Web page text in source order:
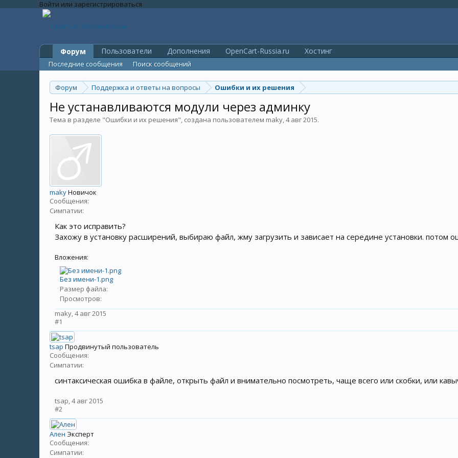
Войти или зарегистрироваться
Форум Поддержка и ответы на вопросы Ошибки и их решения
Не устанавливаются модули через админку
Тема в разделе "Ошибки и их решения", создана пользователем maky,4 авг 2015.
makyНовичок
Сообщения:
Симпатии:
Как это исправить?
Захожу в установку расширений, выбираю файл, жму загрузить и зависает на середине установки. потом
Вложения:
Без имени-1.png
Размер файла:
Просмотров:
maky,4 авг 2015
#1
tsap Продвинутый пользователь
Сообщения:
Симпатии:
синтаксическая ошибка в файле, открыть файл и внимательно посмотреть, чаще всего или скобки, или
tsap,4 авг 2015
#2
Ален Эксперт
Сообщения:
Симпатии:
Форум
Последние сообщения Поиск сообщений
Пользователи Дополнения OpenCart-Russia.ru Хостинг